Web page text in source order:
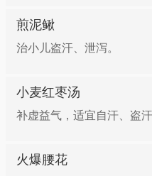
煎泥鳅
治小儿盗汗、泄泻。
小麦红枣汤
补虚益气，适宜自汗、盗
火爆腰花